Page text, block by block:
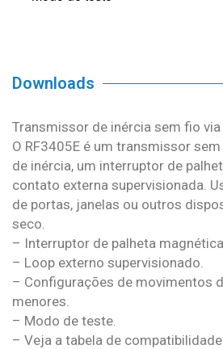
Downloads
Transmissor de inércia sem fio via
O RF3405E é um transmissor
de inércia, um interruptor de
contato externa supervisionada.
de portas, janelas ou outros
seco.
– Interruptor de palheta
– Loop externo supervisionado.
– Configurações de movimentos
menores.
– Modo de teste.
– Veja a tabela de